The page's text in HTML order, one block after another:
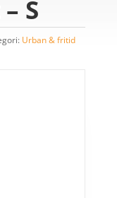
S
Urban & fritid